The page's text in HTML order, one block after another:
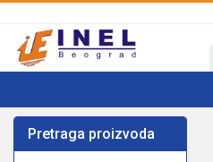
Pretraga proizvoda